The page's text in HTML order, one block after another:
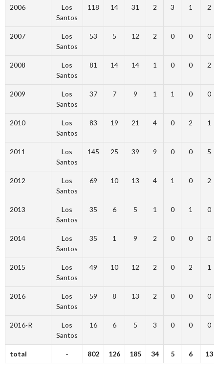
2006
Los
Santos
118 14 31 2 3 1 2
2007
Los
Santos
53 5 12 2 0 0 0
2008
Los
Santos
81 14 14 1 0 0 2
2009
Los
Santos
37 7 9 1 1 0 0
2010
Los
Santos
83 19 21 4 0 2 1
2011
Los
Santos
145 25 39 9 0 0 5
2012
Los
Santos
69 10 13 4 1 0 2
2013
Los
Santos
35 6 5 1 0 1 0
2014
Los
Santos
35 1 9 2 0 0 0
2015
Los
Santos
49 10 12 2 0 2 1
2016
Los
Santos
59 8 13 2 0 0 0
2016-R
Los
Santos
16 6 5 3 0 0 0
total - 802 126 185 34 5 6 13